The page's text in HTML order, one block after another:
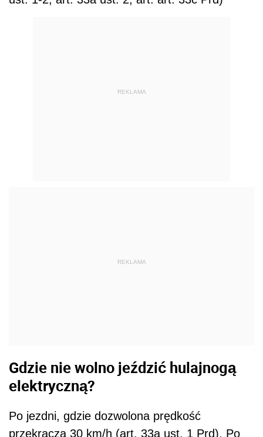
REKLAMA
REKLAMA
Gdzie nie wolno jeździć hulajnogą
elektryczną?
Po jezdni, gdzie dozwolona prędkość
przekracza 30 km/h (art. 33a ust. 1 Prd). Po